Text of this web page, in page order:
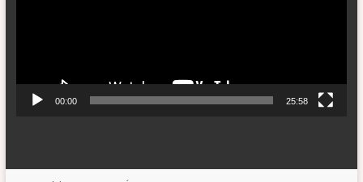
00:00 25:58